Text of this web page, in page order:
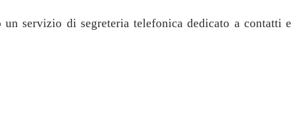
servizio di segreteria telefonica dedicato a contatti e